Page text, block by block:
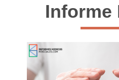
Informe